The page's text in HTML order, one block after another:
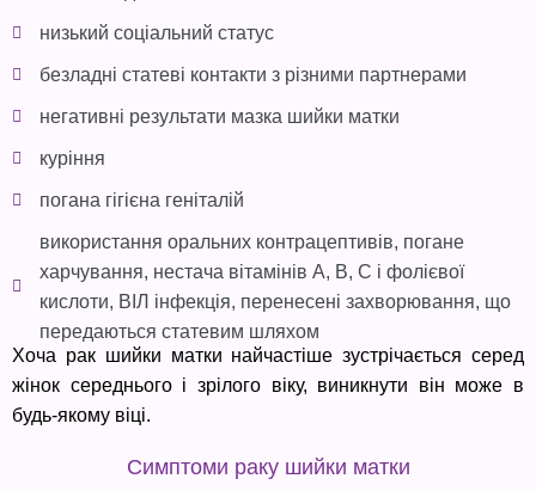
низький соціальний статус
безладні статеві контакти з різними партнерами
негативні результати мазка шийки матки
куріння
погана гігієна геніталій
використання оральних контрацептивів, погане
харчування, нестача вітамінів А, B, C і фолієвої
кислоти, ВІЛ інфекція, перенесені захворювання, що
передаються статевим шляхом
Хоча рак шийки матки найчастіше зустрічається серед
жінок середнього і зрілого віку, виникнути він може в
будь-якому віці.
Симптоми раку шийки матки